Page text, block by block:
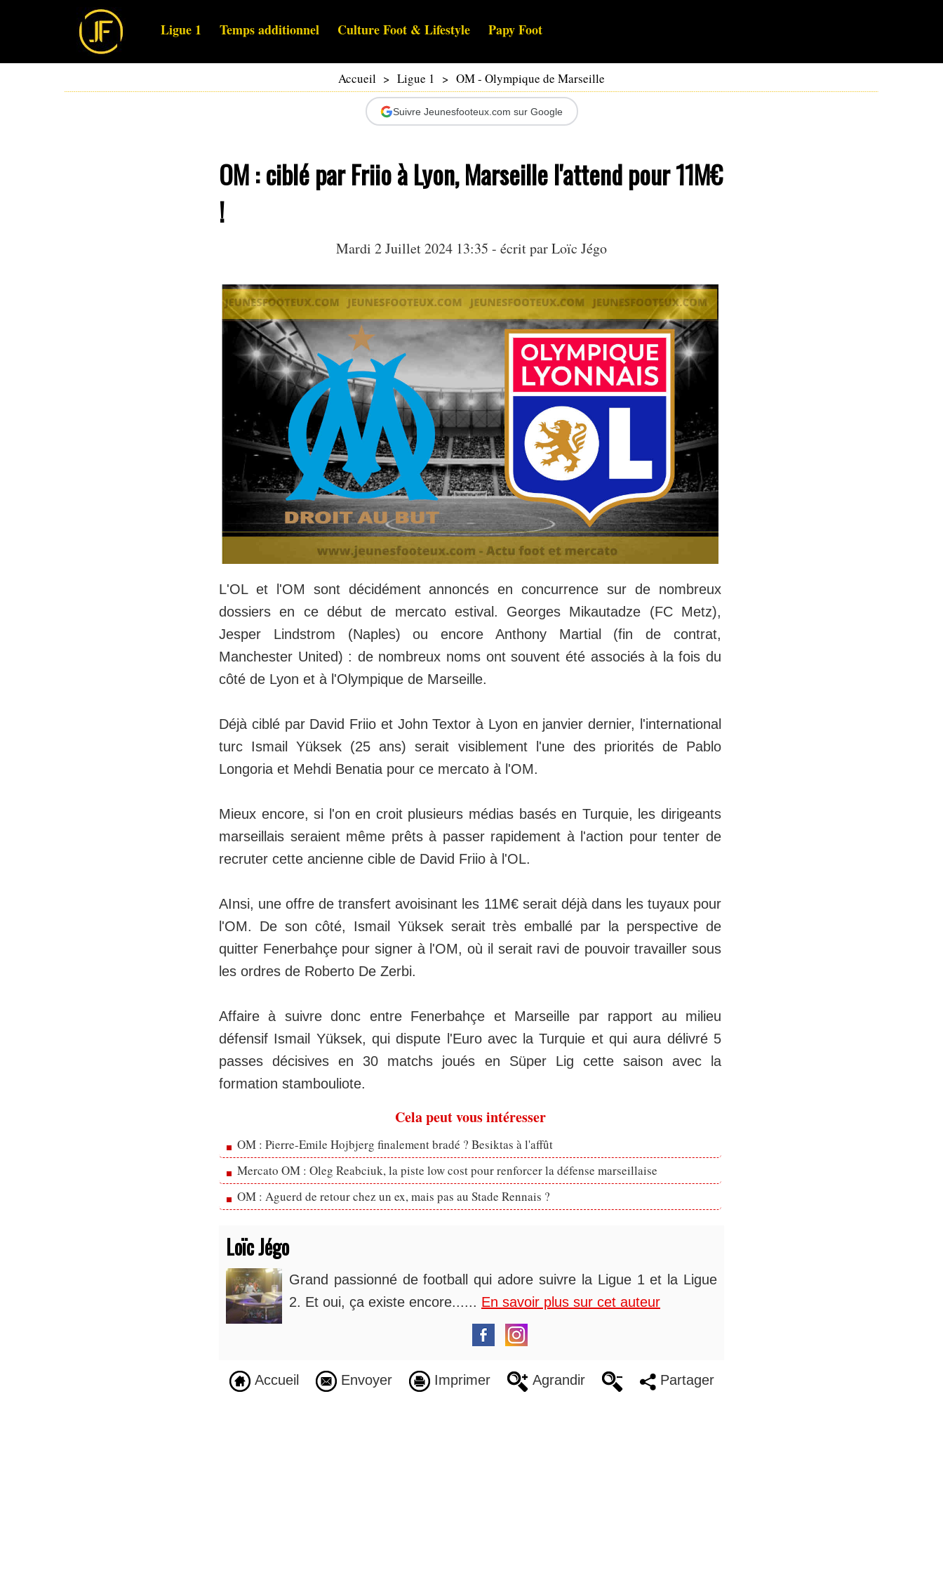
Ligue 1 Temps additionnel Culture Foot & Lifestyle Papy Foot
Accueil > Ligue 1 > OM - Olympique de Marseille
Suivre Jeunesfooteux.com sur Google
OM : ciblé par Friio à Lyon, Marseille l'attend pour 11M€
!
Mardi 2 Juillet 2024 13:35 - écrit parLoïc Jégo
L'OL et l'OM sont décidément annoncés en concurrence sur de nombreux
dossiers en ce début de mercato estival. Georges Mikautadze (FC Metz),
Jesper Lindstrom (Naples) ou encore Anthony Martial (fin de contrat,
Manchester United) : de nombreux noms ont souvent été associés à la fois du
côté de Lyon et à l'Olympique de Marseille.
Déjà ciblé par David Friio et John Textor à Lyon en janvier dernier, l'international
turc Ismail Yüksek (25 ans) serait visiblement l'une des priorités de Pablo
Longoria et Mehdi Benatia pour ce mercato à l'OM.
Mieux encore, si l'on en croit plusieurs médias basés en Turquie, les dirigeants
marseillais seraient même prêts à passer rapidement à l'action pour tenter de
recruter cette ancienne cible de David Friio à l'OL.
AInsi, une offre de transfert avoisinant les 11M€ serait déjà dans les tuyaux pour
l'OM. De son côté, Ismail Yüksek serait très emballé par la perspective de
quitter Fenerbahçe pour signer à l'OM, où il serait ravi de pouvoir travailler sous
les ordres de Roberto De Zerbi.
Affaire à suivre donc entre Fenerbahçe et Marseille par rapport au milieu
défensif Ismail Yüksek, qui dispute l'Euro avec la Turquie et qui aura délivré 5
passes décisives en 30 matchs joués en Süper Lig cette saison avec la
formation stambouliote.
Cela peut vous intéresser
OM : Pierre-Emile Hojbjerg finalement bradé ? Besiktas à l'affût
Mercato OM : Oleg Reabciuk, la piste low cost pour renforcer la défense marseillaise
OM : Aguerd de retour chez un ex, mais pas au Stade Rennais ?
Loïc Jégo
Grand passionné de football qui adore suivre la Ligue 1 et la Ligue
2. Et oui, ça existe encore...... En savoir plus sur cet auteur
Accueil Envoyer Imprimer Agrandir Partager